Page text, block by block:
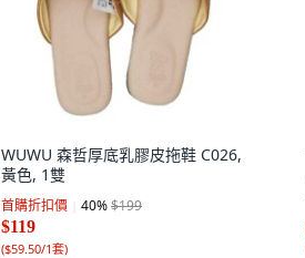
WUWU 森哲厚底乳膠皮拖鞋 C026,
黃色, 1雙
首購折扣價 40%$199
$119
($59.50/1套)